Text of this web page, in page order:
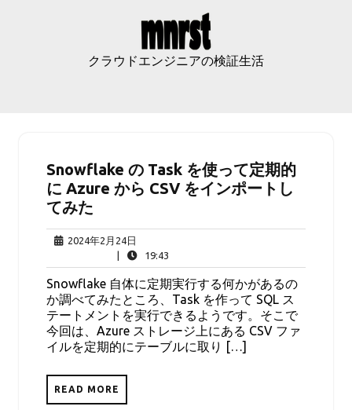
クラウドエンジニアの検証生活
Snowflake の Task を使って定期的
に Azure から CSV をインポートし
てみた
2024年2月24日
年
2
月
24
日
19:43
Snowflake 自体に定期実行する何かがあるの
か調べてみたところ、Task を作って SQL ス
テートメントを実行できるようです。そこで
今回は、Azure ストレージ上にある CSV ファ
イルを定期的にテーブルに取り […]
READ MORE